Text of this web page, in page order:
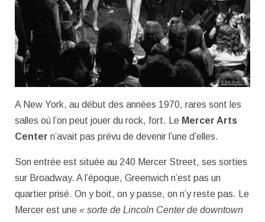
A New York, au début des années 1970, rares sont les
salles où l’on peut jouer du rock, fort. Le Mercer Arts
Center n’avait pas prévu de devenir l’une d’elles.
Son entrée est située au 240 Mercer Street, ses sorties
sur Broadway. A l’époque, Greenwich n’est pas un
quartier prisé. On y boit, on y passe, on n’y reste pas. Le
Mercer est une « sorte de Lincoln Center de downtown